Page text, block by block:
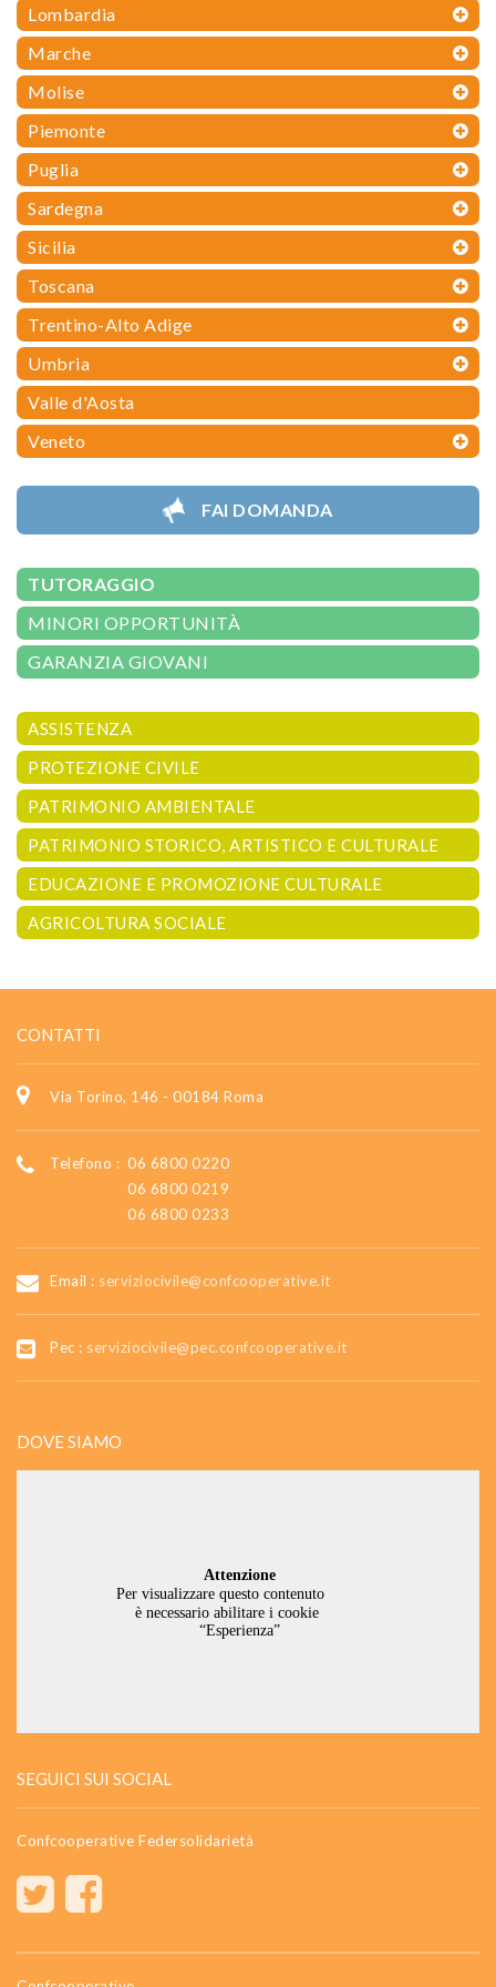
Lombardia
Marche
Molise
Piemonte
Puglia
Sardegna
Sicilia
Toscana
Trentino-Alto Adige
Umbria
Valle d'Aosta
Veneto
FAI DOMANDA
TUTORAGGIO
MINORI OPPORTUNITÀ
GARANZIA GIOVANI
ASSISTENZA
PROTEZIONE CIVILE
PATRIMONIO AMBIENTALE
PATRIMONIO STORICO, ARTISTICO E CULTURALE
EDUCAZIONE E PROMOZIONE CULTURALE
AGRICOLTURA SOCIALE
CONTATTI
Via Torino, 146 - 00184 Roma
Telefono : 06 6800 0220
06 6800 0219
06 6800 0233
Email : serviziocivile@confcooperative.it
Pec : serviziocivile@pec.confcooperative.it
DOVE SIAMO
SEGUICI SUI SOCIAL
Confcooperative Federsolidarietà